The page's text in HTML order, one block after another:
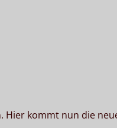
Hier kommt nun die